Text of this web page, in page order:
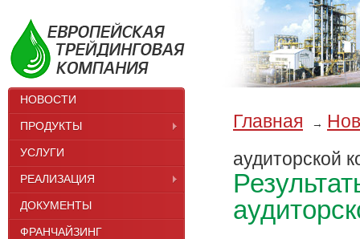
НОВОСТИ
ПРОДУКТЫ
УСЛУГИ
РЕАЛИЗАЦИЯ
ДОКУМЕНТЫ
ФРАНЧАЙЗИНГ
Главная →
аудиторской